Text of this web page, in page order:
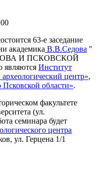
63-е заседание
академика В.В.Седова "
И ПСКОВСКОЙ
являются Институт
центр»,
области».
факультете
(ул.
семинара будет
центра
ул. Герцена 1/1